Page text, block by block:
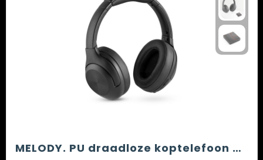
MELODY. PU draadloze koptelefoon met BT 5'0 transmissie